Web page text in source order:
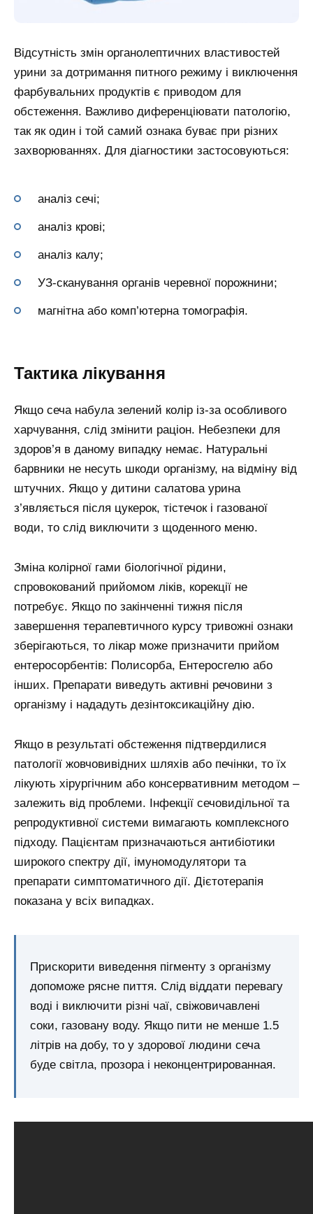
Відсутність змін органолептичних властивостей
урини за дотримання питного режиму і виключення
фарбувальних продуктів є приводом для
обстеження. Важливо диференціювати патологію,
так як один і той самий ознака буває при різних
захворюваннях. Для діагностики застосовуються:
аналіз сечі;
аналіз крові;
аналіз калу;
УЗ-сканування органів черевної порожнини;
магнітна або комп’ютерна томографія.
Тактика лікування
Якщо сеча набула зелений колір із-за особливого
харчування, слід змінити раціон. Небезпеки для
здоров’я в даному випадку немає. Натуральні
барвники не несуть шкоди організму, на відміну від
штучних. Якщо у дитини салатова урина
з’являється після цукерок, тістечок і газованої
води, то слід виключити з щоденного меню.
Зміна колірної гами біологічної рідини,
спровокований прийомом ліків, корекції не
потребує. Якщо по закінченні тижня після
завершення терапевтичного курсу тривожні ознаки
зберігаються, то лікар може призначити прийом
ентеросорбентів: Полисорба, Ентеросгелю або
інших. Препарати виведуть активні речовини з
організму і нададуть дезінтоксикаційну дію.
Якщо в результаті обстеження підтвердилися
патології жовчовивідних шляхів або печінки, то їх
лікують хірургічним або консервативним методом –
залежить від проблеми. Інфекції сечовидільної та
репродуктивної системи вимагають комплексного
підходу. Пацієнтам призначаються антибіотики
широкого спектру дії, імуномодулятори та
препарати симптоматичного дії. Дієтотерапія
показана у всіх випадках.
Прискорити виведення пігменту з організму
допоможе рясне пиття. Слід віддати перевагу
воді і виключити різні чаї, свіжовичавлені
соки, газовану воду. Якщо пити не менше 1.5
літрів на добу, то у здорової людини сеча
буде світла, прозора і неконцентрированная.